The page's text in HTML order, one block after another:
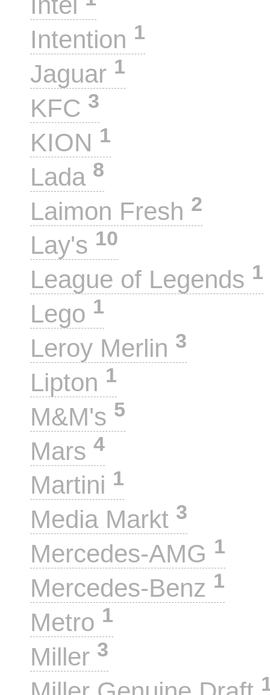
Intention 1
Jaguar 1
KFC 3
KION 1
Lada 8
Laimon Fresh 2
Lay's 10
League of Legends 1
Lego 1
Leroy Merlin 3
Lipton 1
M&M's 5
Mars 4
Martini 1
Media Markt 3
Mercedes-AMG 1
Mercedes-Benz 1
Metro 1
Miller 3